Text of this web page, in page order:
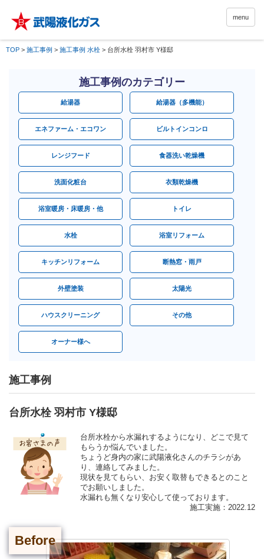
menu
TOP > 施工事例 > 施工事例 水栓 > 台所水栓 羽村市 Y様邸
施工事例のカテゴリー
給湯器 給湯器（多機能）
エネファーム・エコワン ビルトインコンロ
レンジフード 食器洗い乾燥機
洗面化粧台 衣類乾燥機
浴室暖房・床暖房・他 トイレ
水栓 浴室リフォーム
キッチンリフォーム 断熱窓・雨戸
外壁塗装 太陽光
ハウスクリーニング その他
オーナー様へ
施工事例
台所水栓 羽村市 Y様邸
台所水栓から水漏れするようになり、どこで見て
もらうか悩んでいました。
ちょうど身内の家に武陽液化さんのチラシがあ
り、連絡してみました。
現状を見てもらい、お安く取替もできるとのこと
でお願いしました。
水漏れも無くなり安心して使っております。
施工実施：2022.12
Before